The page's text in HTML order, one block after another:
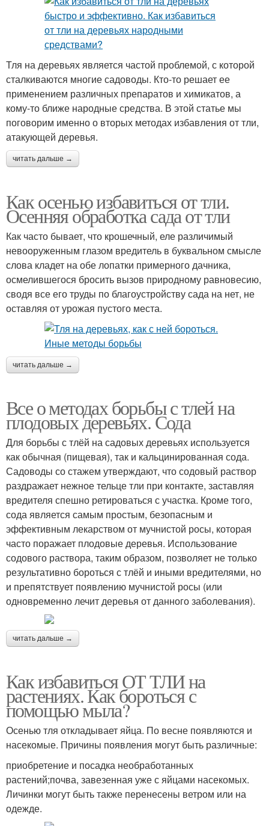
Тля на деревьях является частой проблемой, с которой
сталкиваются многие садоводы. Кто-то решает ее
применением различных препаратов и химикатов, а
кому-то ближе народные средства. В этой статье мы
поговорим именно о вторых методах избавления от тли,
атакующей деревья.
читать дальше →
Как осенью избавиться от тли.
Осенняя обработка сада от тли
Как часто бывает, что крошечный, еле различимый
невооруженным глазом вредитель в буквальном смысле
слова кладет на обе лопатки примерного дачника,
осмелившегося бросить вызов природному равновесию,
сводя все его труды по благоустройству сада на нет, не
оставляя от урожая пустого места.
читать дальше →
Все о методах борьбы с тлей на
плодовых деревьях. Сода
Для борьбы с тлёй на садовых деревьях используется
как обычная (пищевая), так и кальцинированная сода.
Садоводы со стажем утверждают, что содовый раствор
раздражает нежное тельце тли при контакте, заставляя
вредителя спешно ретироваться с участка. Кроме того,
сода является самым простым, безопасным и
эффективным лекарством от мучнистой росы, которая
часто поражает плодовые деревья. Использование
содового раствора, таким образом, позволяет не только
результативно бороться с тлёй и иными вредителями, но
и препятствует появлению мучнистой росы (или
одновременно лечит деревья от данного заболевания).
читать дальше →
Как избавиться ОТ ТЛИ на
растениях. Как бороться с
помощью мыла?
Осенью тля откладывает яйца. По весне появляются и
насекомые. Причины появления могут быть различные:
приобретение и посадка необработанных
растений;почва, завезенная уже с яйцами насекомых.
Личинки могут быть также перенесены ветром или на
одежде.